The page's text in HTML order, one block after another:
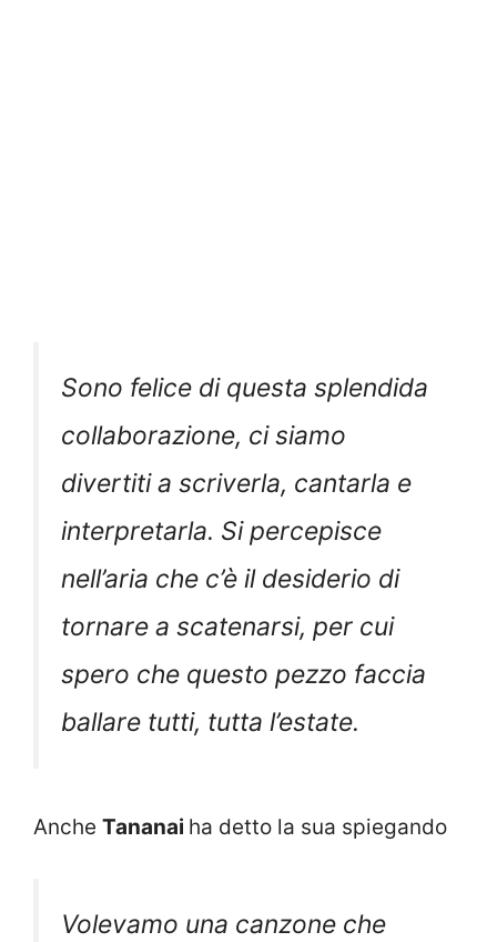
Sono felice di questa splendida
collaborazione, ci siamo
divertiti a scriverla, cantarla e
interpretarla. Si percepisce
nell’aria che c’è il desiderio di
tornare a scatenarsi, per cui
spero che questo pezzo faccia
ballare tutti, tutta l’estate.
Anche Tananai ha detto la sua spiegando
Volevamo una canzone che